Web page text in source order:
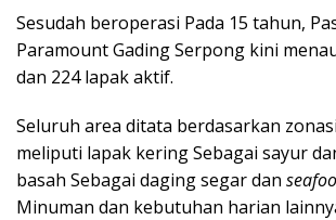
Sesudah beroperasi Pada 15 tahun,
Paramount Gading Serpong kini
dan 224 lapak aktif.
Seluruh area ditata berdasarkan
meliputi lapak kering Sebagai sayur
basah Sebagai daging segar dan
Minuman dan kebutuhan harian